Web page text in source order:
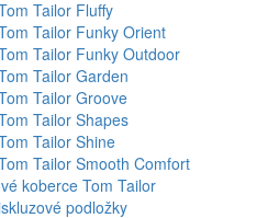
Tailor Fluffy
Tailor Funky Orient
Tailor Funky Outdoor
Tailor Garden
Tailor Groove
Tailor Shapes
Tailor Shine
Tailor Smooth Comfort
koberce Tom Tailor
podložky